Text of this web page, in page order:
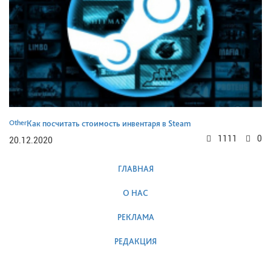
OtherКак посчитать стоимость инвентаря в Steam
20.12.2020
0
1111
ГЛАВНАЯ
О НАС
РЕКЛАМА
РЕДАКЦИЯ